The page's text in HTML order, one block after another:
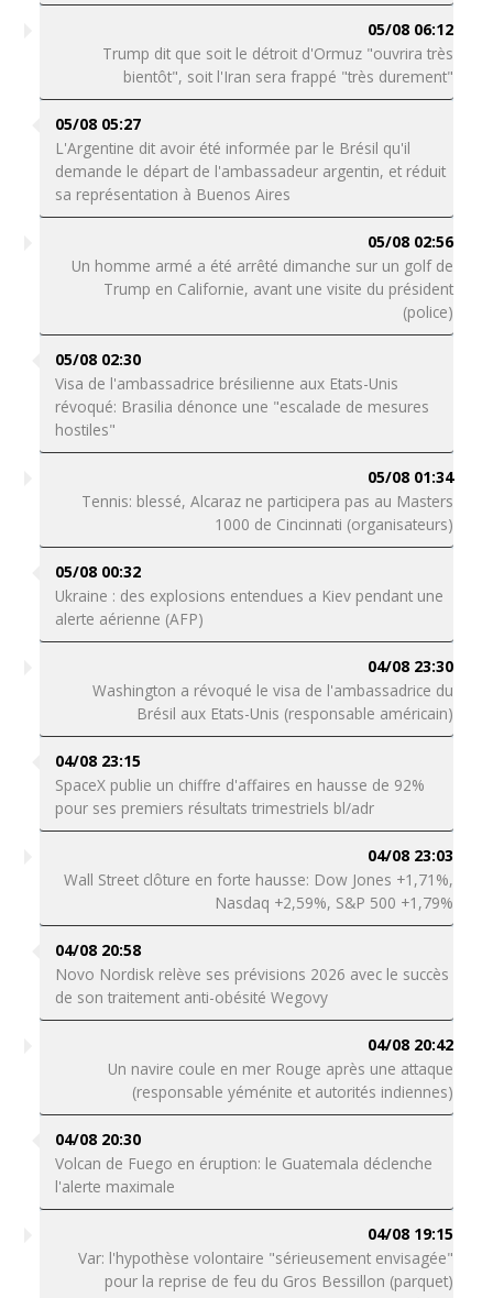
05/08 06:12
Trump dit que soit le détroit d'Ormuz "ouvrira très
bientôt", soit l'Iran sera frappé "très durement"
05/08 05:27
L'Argentine dit avoir été informée par le Brésil qu'il
demande le départ de l'ambassadeur argentin, et réduit
sa représentation à Buenos Aires
05/08 02:56
Un homme armé a été arrêté dimanche sur un golf de
Trump en Californie, avant une visite du président
(police)
05/08 02:30
Visa de l'ambassadrice brésilienne aux Etats-Unis
révoqué: Brasilia dénonce une "escalade de mesures
hostiles"
05/08 01:34
Tennis: blessé, Alcaraz ne participera pas au Masters
1000 de Cincinnati (organisateurs)
05/08 00:32
Ukraine : des explosions entendues a Kiev pendant une
alerte aérienne (AFP)
04/08 23:30
Washington a révoqué le visa de l'ambassadrice du
Brésil aux Etats-Unis (responsable américain)
04/08 23:15
SpaceX publie un chiffre d'affaires en hausse de 92%
pour ses premiers résultats trimestriels bl/adr
04/08 23:03
Wall Street clôture en forte hausse: Dow Jones +1,71%,
Nasdaq +2,59%, S&P 500 +1,79%
04/08 20:58
Novo Nordisk relève ses prévisions 2026 avec le succès
de son traitement anti-obésité Wegovy
04/08 20:42
Un navire coule en mer Rouge après une attaque
(responsable yéménite et autorités indiennes)
04/08 20:30
Volcan de Fuego en éruption: le Guatemala déclenche
l'alerte maximale
04/08 19:15
Var: l'hypothèse volontaire "sérieusement envisagée"
pour la reprise de feu du Gros Bessillon (parquet)